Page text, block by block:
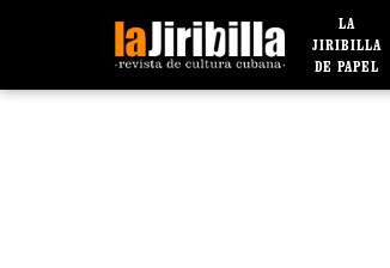
LA
JIRIBILLA
DE PAPEL